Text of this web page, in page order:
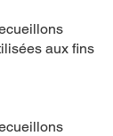
aux fins